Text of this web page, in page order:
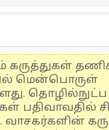
கருத்துகள்
மென்பொருள்
பதிவாவதில்